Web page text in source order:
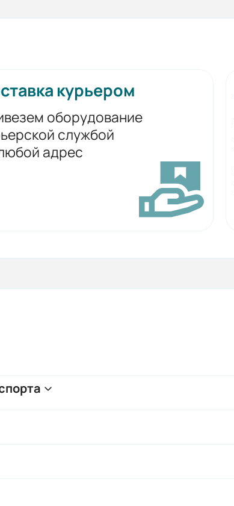
курьером
оборудование
службой
адрес